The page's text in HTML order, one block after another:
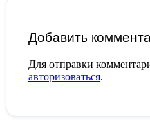
Добавить
Для отправки
авторизоваться.